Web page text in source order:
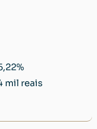
mil reais